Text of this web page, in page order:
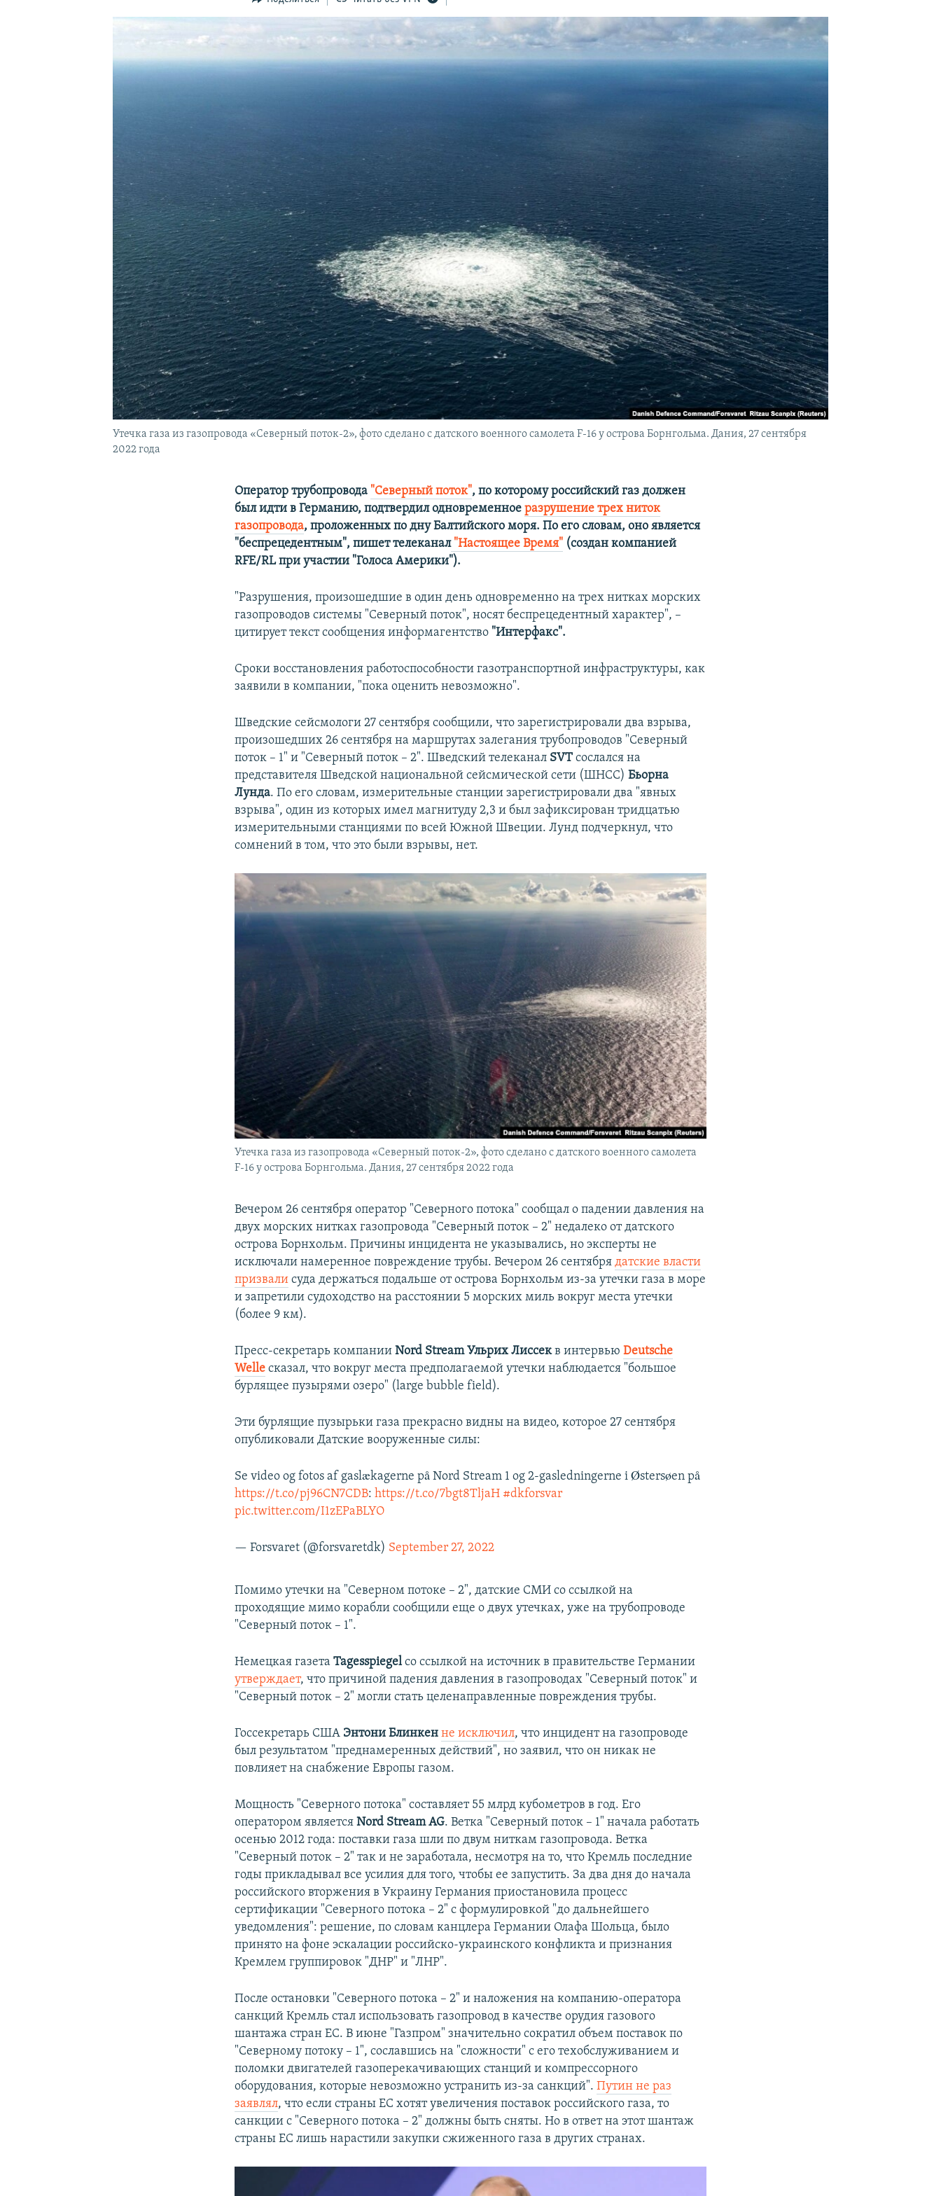
Утечка газа из газопровода «Северный поток-2», фото сделано с датского военного самолета F-16 у острова Борнгольма. Дания, 27 сентября
2022 года
Оператор трубопровода "Северный поток", по которому российский газ должен
был идти в Германию, подтвердил одновременноеразрушение трех ниток
газопровода, проложенных по дну Балтийского моря. По его словам, оно является
"беспрецедентным", пишет телеканал"Настоящее Время" ​(создан компанией
RFE/RL при участии "Голоса Америки"). ​
"Разрушения, произошедшие в один день одновременно на трех нитках морских
газопроводов системы "Северный поток", носят беспрецедентный характер", –
цитирует текст сообщения информагентство "Интерфакс".
Сроки восстановления работоспособности газотранспортной инфраструктуры, как
заявили в компании, "пока оценить невозможно".
Шведские сейсмологи 27 сентября сообщили, что зарегистрировали два взрыва,
произошедших 26 сентября на маршрутах залегания трубопроводов "Северный
поток – 1" и "Северный поток – 2". Шведский телеканал SVT сослался на
представителя Шведской национальной сейсмической сети (ШНСС)Бьорна
Лунда. По его словам, измерительные станции зарегистрировали два "явных
взрыва", один из которых имел магнитуду 2,3 и был зафиксирован тридцатью
измерительными станциями по всей Южной Швеции. Лунд подчеркнул, что
сомнений в том, что это были взрывы, нет.
Утечка газа из газопровода «Северный поток-2», фото сделано с датского военного самолета
F-16 у острова Борнгольма. Дания, 27 сентября 2022 года
Вечером 26 сентября оператор "Северного потока" сообщал о падении давления на
двух морских нитках газопровода "Северный поток – 2" недалеко от датского
острова Борнхольм. Причины инцидента не указывались, но эксперты не
исключали намеренное повреждение трубы. Вечером 26 сентябрядатские власти
призвали суда держаться подальше от острова Борнхольм из-за утечки газа в море
и запретили судоходство на расстоянии 5 морских миль вокруг места утечки
(более 9 км).
Пресс-секретарь компанииNord Stream Ульрих Лиссекв интервьюDeutsche
Welle сказал, что вокруг места предполагаемой утечки наблюдается "большое
бурлящее пузырями озеро" (large bubble field).
Эти бурлящие пузырьки газа прекрасно видны на видео, которое 27 сентября
опубликовали Датские вооруженные силы:
Se video og fotos af gaslækagerne på Nord Stream 1 og 2-gasledningerne i Østersøen på
https://t.co/pj96CN7CDB:https://t.co/7bgt8TljaH #dkforsvar
pic.twitter.com/I1zEPaBLYO
— Forsvaret (@forsvaretdk) September 27, 2022
Помимо утечки на "Северном потоке – 2", датские СМИ со ссылкой на
проходящие мимо корабли сообщили еще о двух утечках, уже на трубопроводе
"Северный поток – 1".
Немецкая газетаTagesspiegelсо ссылкой на источник в правительстве Германии
утверждает, что причиной падения давления в газопроводах "Северный поток" и
"Северный поток – 2" могли стать целенаправленные повреждения трубы.
Госсекретарь США Энтони Блинкен не исключил, что инцидент на газопроводе
был результатом "преднамеренных действий", но заявил, что он никак не
повлияет на снабжение Европы газом.
Мощность "Северного потока" составляет 55 млрд кубометров в год. Его
оператором являетсяNord Stream AG. Ветка "Северный поток – 1" начала работать
осенью 2012 года: поставки газа шли по двум ниткам газопровода. Ветка
"Северный поток – 2" так и не заработала, несмотря на то, что Кремль последние
годы прикладывал все усилия для того, чтобы ее запустить. За два дня до начала
российского вторжения в Украину Германия приостановила процесс
сертификации "Северного потока – 2" с формулировкой "до дальнейшего
уведомления": решение, по словам канцлера Германии Олафа Шольца, было
принято на фоне эскалации российско-украинского конфликта и признания
Кремлем группировок "ДНР" и "ЛНР".
После остановки "Северного потока – 2" и наложения на компанию-оператора
санкций Кремль стал использовать газопровод в качестве орудия газового
шантажа стран ЕС. В июне "Газпром" значительно сократил объем поставок по
"Северному потоку – 1", сославшись на "сложности" с его техобслуживанием и
поломки двигателей газоперекачивающих станций и компрессорного
оборудования, которые невозможно устранить из-за санкций".Путин не раз
заявлял, что если страны ЕС хотят увеличения поставок российского газа, то
санкции с "Северного потока – 2" должны быть сняты. Но в ответ на этот шантаж
страны ЕС лишь нарастили закупки сжиженного газа в других странах.